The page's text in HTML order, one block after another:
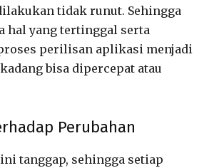
tidak runut. Sehingga
hal yang tertinggal serta
perilisan aplikasi menjadi
bisa dipercepat atau
Perubahan
tanggap, sehingga setiap